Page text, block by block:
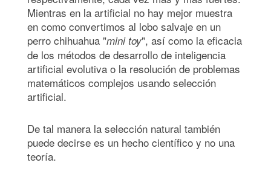
Mientras en la artificial no hay mejor muestra
en como convertimos al lobo salvaje en un
perro chihuahua "mini toy", así como la eficacia
de los métodos de desarrollo de inteligencia
artificial evolutiva o la resolución de problemas
matemáticos complejos usando selección
artificial.
De tal manera la selección natural también
puede decirse es un hecho científico y no una
teoría.